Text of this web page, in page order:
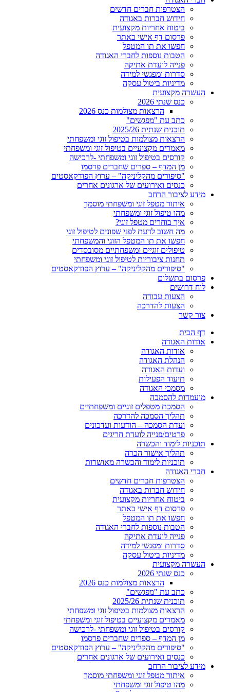
הצטרפות חברים חדשים
חידוש חברות באגודה
ביטוח אחריות מקצועית
פרסום דף אישי באתר
חפשו את תו המטפל
הטבות נוספות לחברי האגודה
פנייה לועדת אתיקה
סדרות ומפגשי למידה
מדיניות ביטול עסקה
מקצועית
כנס שנתי 2026
הרצאות מצולמות כנס 2026
כתב עת "מפגשים"
תוכנית שנתית 2025/26
הרצאות מצולמות בטיפול זוגי ומשפחתי
מאמרים מקצועיים בטיפול זוגי ומשפחתי
קורסים בטיפול זוגי ומשפחתי -לרכישה
מן המדף – ספרים שחברים פרסמו
"סיפורים מהקליניקה" – ערוץ הפודקאסטים
כנסים ואירועים של ארגונים אחרים
לציבור הרחב
איתור מטפל זוגי ומשפחתי מוסמך
מהו טיפול זוגי ומשפחתי
איך בוחרים מטפל זוגי?
מה חשוב לדעת לפני שפונים לטיפול זוגי
חפשו את תו המטפל הזוגי והמשפחתי
טיפולים זוגיים ומשפחתיים מסובסדים
תחנות ציבוריות לטיפול זוגי ומשפחתי
"סיפורים מהקליניקה" – ערוץ הפודקאסטים
בתשלום
הצעות עבודה
הצעות להדרכה
האגודה
אודות האגודה
הנהלת האגודה
ועדות האגודה
תיעוד הפעילות
מסמכי האגודה
להסמכה
הסמכת מטפלים זוגיים ומשפחתיים
תהליך הסמכה להדרכה
ועדת הסמכה – הודעות ועדכונים
פרטים/פנייה לועדת חריגים
לימוד והכשרה
תהליך אישור הכרה
תוכניות לימוד והכשרה מאושרות
האגודה
הצטרפות חברים חדשים
חידוש חברות באגודה
ביטוח אחריות מקצועית
פרסום דף אישי באתר
חפשו את תו המטפל
הטבות נוספות לחברי האגודה
פנייה לועדת אתיקה
סדרות ומפגשי למידה
מדיניות ביטול עסקה
מקצועית
כנס שנתי 2026
הרצאות מצולמות כנס 2026
כתב עת "מפגשים"
תוכנית שנתית 2025/26
הרצאות מצולמות בטיפול זוגי ומשפחתי
מאמרים מקצועיים בטיפול זוגי ומשפחתי
קורסים בטיפול זוגי ומשפחתי -לרכישה
מן המדף – ספרים שחברים פרסמו
"סיפורים מהקליניקה" – ערוץ הפודקאסטים
כנסים ואירועים של ארגונים אחרים
לציבור הרחב
איתור מטפל זוגי ומשפחתי מוסמך
מהו טיפול זוגי ומשפחתי